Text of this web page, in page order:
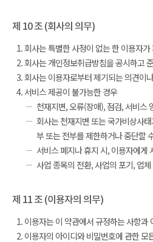
제 10 조 (회사의 의무)
회사는 특별한 사정이 없는 한 이용자
회사는 개인정보취급방침을 공시하고
회사는 이용자로부터 제기되는 의견이
서비스 제공이 불가능한 경우
천재지변, 오류(장애), 점검, 서비스
회사는 천재지변 또는 국가비상사
부 또는 전부를 제한하거나 중단할
서비스 폐지나 휴지 시, 이용자에게
사업 종목의 전환, 사업의 포기, 업
제 11 조 (이용자의 의무)
이용자는 이 약관에서 규정하는 사항
이용자의 아이디와 비밀번호에 관한